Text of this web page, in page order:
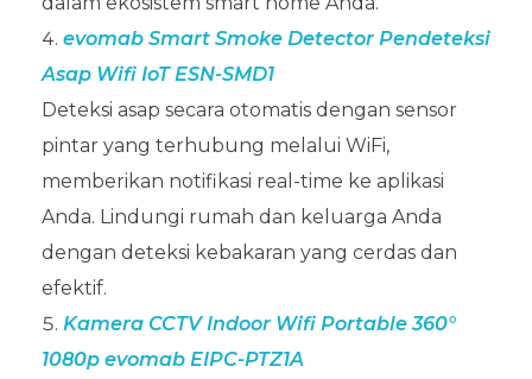
evomab Smart Smoke Detector Pendeteksi
Asap Wifi IoT ESN-SMD1
Deteksi asap secara otomatis dengan sensor
pintar yang terhubung melalui WiFi,
memberikan notifikasi real-time ke aplikasi
Anda. Lindungi rumah dan keluarga Anda
dengan deteksi kebakaran yang cerdas dan
efektif.
Kamera CCTV Indoor Wifi Portable 360°
1080p evomab EIPC-PTZ1A